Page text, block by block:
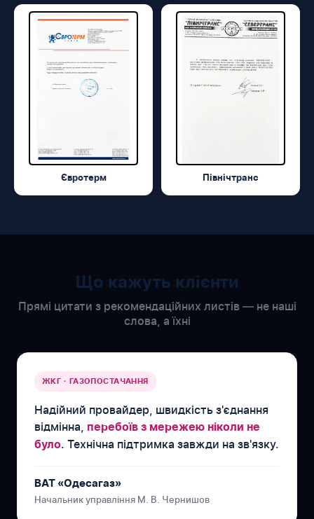
Євротерм Північтранс
Що кажуть клієнти
Прямі цитати з рекомендаційних листів — не наші
слова, а їхні
ЖКГ · ГАЗОПОСТАЧАННЯ
Надійний провайдер, швидкість з'єднання
відмінна, перебоїв з мережею ніколи не
було. Технічна підтримка завжди на зв'язку.
ВАТ «Одесагаз»
Начальник управління М. В. Чернишов